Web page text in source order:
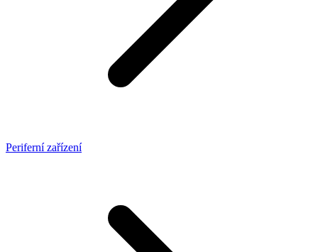
Periferní zařízení